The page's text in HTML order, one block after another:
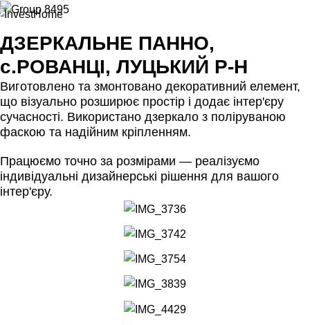
ДЗЕРКАЛЬНЕ ПАННО,
с.РОВАНЦІ, ЛУЦЬКИЙ Р-Н
Виготовлено та змонтовано декоративний елемент,
що візуально розширює простір і додає інтер'єру
сучасності. Використано дзеркало з поліруваною
фаскою та надійним кріпленням.
Працюємо точно за розмірами — реалізуємо
індивідуальні дизайнерські рішення для вашого
інтер'єру.